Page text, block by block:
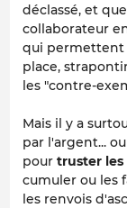
déclassé, et
collaborateur
qui permettent
place,
les "contre-
Mais il y a
par l'argent...
pour truster les
cumuler ou les
les renvois